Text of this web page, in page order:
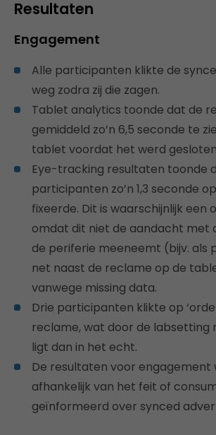
Resultaten
Engagement
Alle participanten klikte de
weg zodra zij die zagen.
Tablet analytics toonde dat de
gemiddeld zo’n 6,5 seconde te
tablet voordat het werd
Eye-tracking resultaten toonde
participanten zo’n 1,3 seconde
fixeerde. Dit is waarschijnlijk een
omdat dit niet de aandacht met
de periferie meeneemt (bijv. als
net naast de reclame op de
vanwege missing data.
Drie participanten klikte op
reclame, wat door de labsetting
ligt dan in het echt.
De resultaten voor engagement
afhankelijk van het feit of
geïnformeerd over synced